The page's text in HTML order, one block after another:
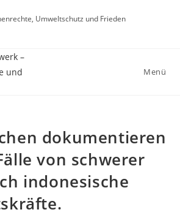
Umweltschutz und Frieden
Menü
dokumentieren
von schwerer
indonesische